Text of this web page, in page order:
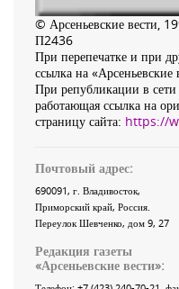
© Арсеньевские вести,
П2436
При перепечатке и при
ссылка на «Арсеньевские
При републикации в сети
работающая ссылка на
страницу сайта: https://
Почтовый адрес:
690091, г. Владивосток,
Приморский край, Россия
Переулок Шевченко, дом 9, 27
Редакция газеты
«Арсеньевские вести»: